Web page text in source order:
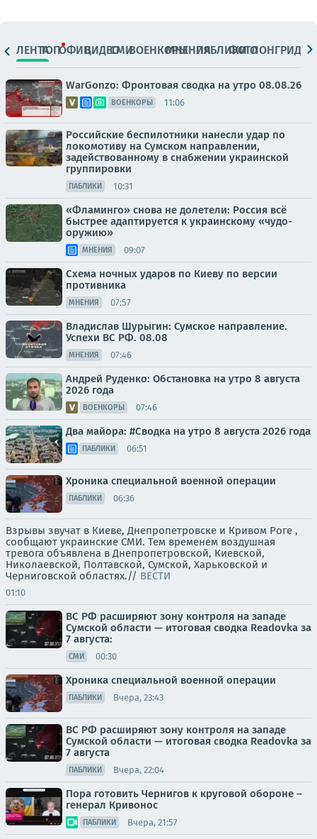
ЛЕНТАТОПОФИЦ.ВИДЕОСМИВОЕНКОРЫМНЕНИЯПАБЛИКИ
ФОТОЛОНГРИДЫ
WarGonzo: Фронтовая сводка на утро 08.08.26
ВОЕНКОРЫ 11:06
Российские беспилотники нанесли удар по
локомотиву на Сумском направлении,
задействованному в снабжении украинской
группировки
ПАБЛИКИ 10:31
«Фламинго» снова не долетели: Россия всё
быстрее адаптируется к украинскому «чудо-
оружию»
МНЕНИЯ 09:07
Схема ночных ударов по Киеву по версии
противника
МНЕНИЯ 07:57
Владислав Шурыгин: Сумское направление.
Успехи ВС РФ. 08.08
МНЕНИЯ 07:46
Андрей Руденко: Обстановка на утро 8 августа
2026 года
ВОЕНКОРЫ 07:46
Два майора: #Сводка на утро 8 августа 2026 года
ПАБЛИКИ 06:51
Хроника специальной военной операции
ПАБЛИКИ 06:36
Взрывы звучат в Киеве, Днепропетровске и Кривом Роге ,
сообщают украинские СМИ. Тем временем воздушная
тревога объявлена в Днепропетровской, Киевской,
Николаевской, Полтавской, Сумской, Харьковской и
Черниговской областях.// ВЕСТИ
01:10
ВС РФ расширяют зону контроля на западе
Сумской области — итоговая сводка Readovka за
7 августа:
СМИ 00:30
Хроника специальной военной операции
ПАБЛИКИ Вчера, 23:43
ВС РФ расширяют зону контроля на западе
Сумской области — итоговая сводка Readovka за
7 августа
ПАБЛИКИ Вчера, 22:04
Пора готовить Чернигов к круговой обороне –
генерал Кривонос
ПАБЛИКИ Вчера, 21:57